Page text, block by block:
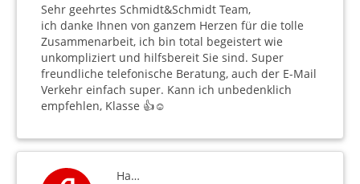
Sehr geehrtes Schmidt&Schmidt Team,
ich danke Ihnen von ganzem Herzen für die tolle
Zusammenarbeit, ich bin total begeistert wie
unkompliziert und hilfsbereit Sie sind. Super
freundliche telefonische Beratung, auch der E-Mail
Verkehr einfach super. Kann ich unbedenklich
empfehlen, Klasse 👍☺️
На…